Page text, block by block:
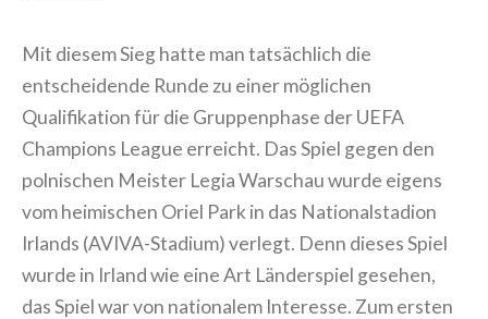
Mit diesem Sieg hatte man tatsächlich die
entscheidende Runde zu einer möglichen
Qualifikation für die Gruppenphase der UEFA
Champions League erreicht. Das Spiel gegen den
polnischen Meister Legia Warschau wurde eigens
vom heimischen Oriel Park in das Nationalstadion
Irlands (AVIVA-Stadium) verlegt. Denn dieses Spiel
wurde in Irland wie eine Art Länderspiel gesehen,
das Spiel war von nationalem Interesse. Zum ersten